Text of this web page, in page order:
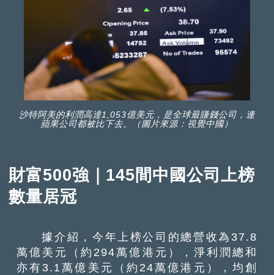
沙特阿美的利潤高達1,053億美元，是全球最賺錢公司，連
蘋果公司都被比下去。（圖片來源：視覺中國）
財富500強｜145間中國公司上榜
數量居冠
據介紹，今年上榜公司的總營收為37.8
萬億美元（約294萬億港元），淨利潤總和
亦有3.1萬億美元（約24萬億港元），均創